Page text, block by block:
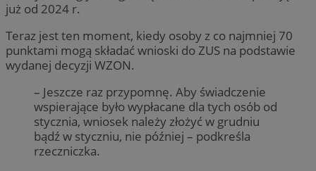
już od 2024 r.
Teraz jest ten moment, kiedy osoby z co najmniej 70
punktami mogą składać wnioski do ZUS na podstawie
wydanej decyzji WZON.
– Jeszcze raz przypomnę. Aby świadczenie
wspierające było wypłacane dla tych osób od
stycznia, wniosek należy złożyć w grudniu
bądź w styczniu, nie później – podkreśla
rzeczniczka.